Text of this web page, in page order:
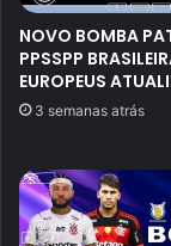
NOVO BOMBA
PPSSPP
EUROPEUS
3 semanas atrás